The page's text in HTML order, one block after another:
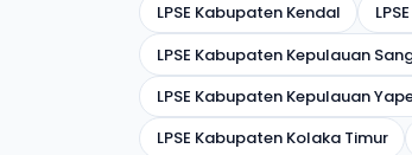
LPSE Kabupaten Kendal
LPSE Kabupaten Kepulauan
LPSE Kabupaten Kepulauan
LPSE Kabupaten Kolaka Timur